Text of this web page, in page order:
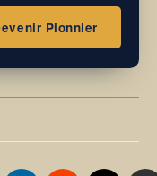
Pionnier